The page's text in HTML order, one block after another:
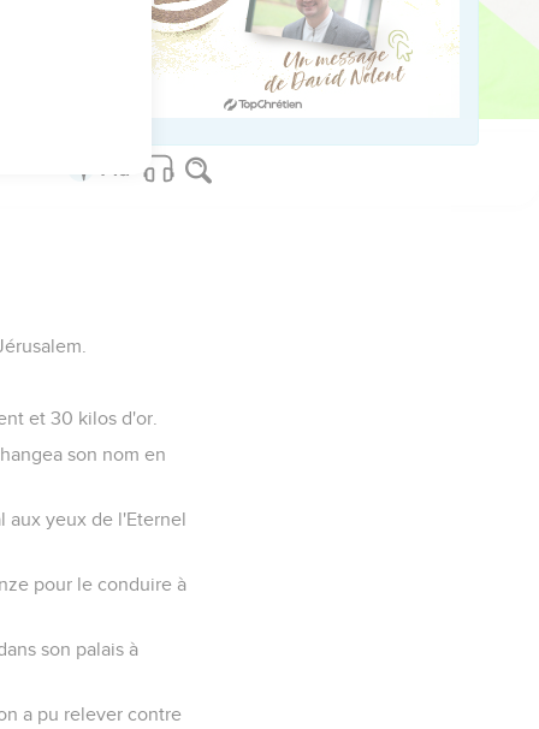
de Juda.
et 30 kilos d'or.
son nom en
aux yeux de l'Eternel
pour le conduire à
son palais à
a pu relever contre